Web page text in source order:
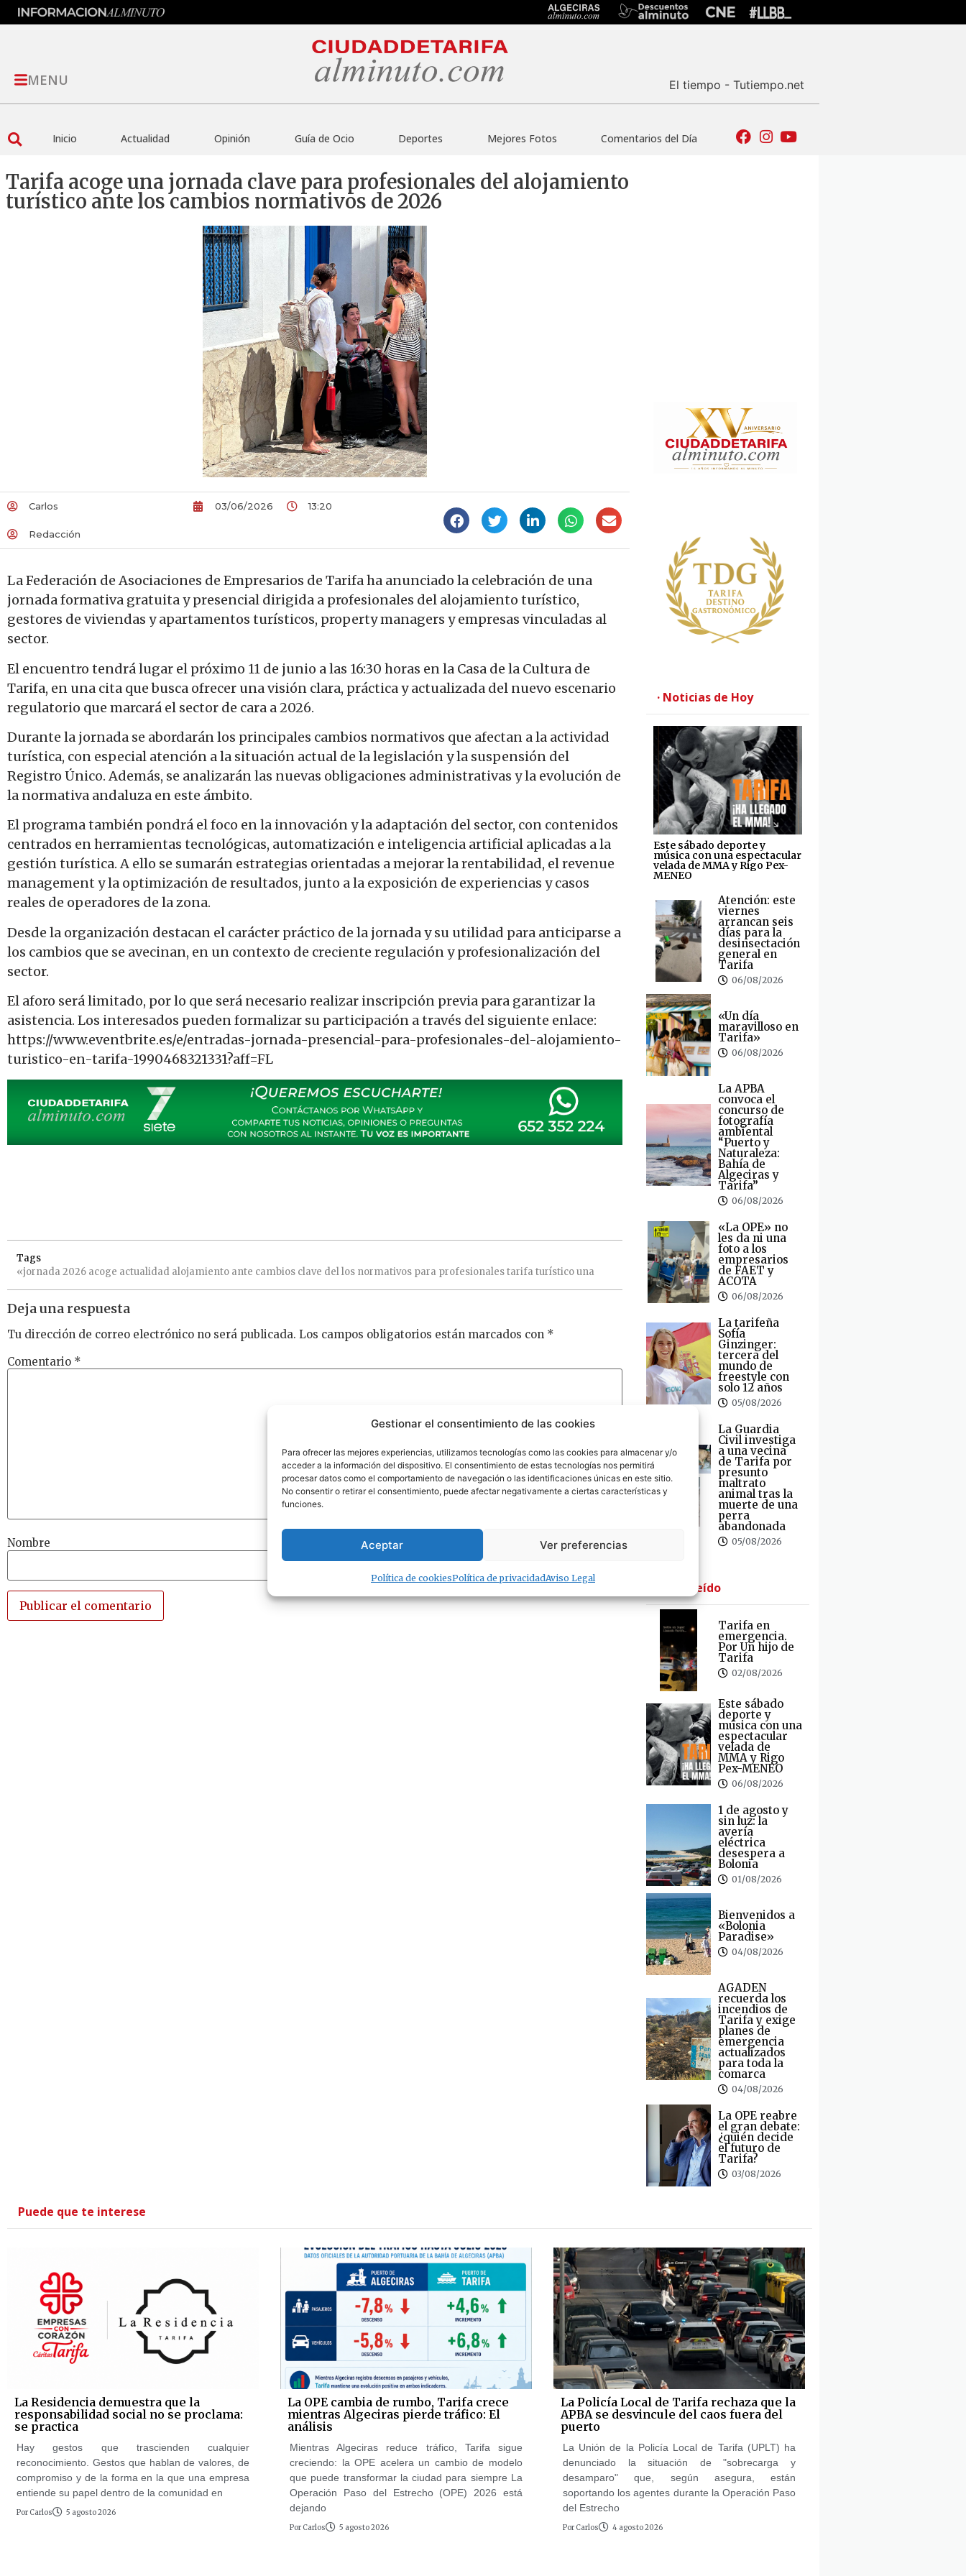
Gestionar el consentimiento de las cookies
Para ofrecer las mejores experiencias, utilizamos tecnologías como las cookies para almacenar y/o
acceder a la información del dispositivo. El consentimiento de estas tecnologías nos permitirá
procesar datos como el comportamiento de navegación o las identificaciones únicas en este sitio.
No consentir o retirar el consentimiento, puede afectar negativamente a ciertas características y
funciones.
Aceptar Ver preferencias
Política de cookiesPolítica de privacidadAviso Legal
MENU El tiempo - Tutiempo.net
Inicio Actualidad Opinión Guía de Ocio Deportes Mejores Fotos Comentarios del Día
Tarifa acoge una jornada clave para profesionales del alojamiento
turístico ante los cambios normativos de 2026
Carlos
Redacción
03/06/2026 13:20
La Federación de Asociaciones de Empresarios de Tarifa ha anunciado la celebración de una
jornada formativa gratuita y presencial dirigida a profesionales del alojamiento turístico,
gestores de viviendas y apartamentos turísticos, property managers y empresas vinculadas al
sector.
El encuentro tendrá lugar el próximo 11 de junio a las 16:30 horas en la Casa de la Cultura de
Tarifa, en una cita que busca ofrecer una visión clara, práctica y actualizada del nuevo escenario
regulatorio que marcará el sector de cara a 2026.
Durante la jornada se abordarán los principales cambios normativos que afectan a la actividad
turística, con especial atención a la situación actual de la legislación y la suspensión del
Registro Único. Además, se analizarán las nuevas obligaciones administrativas y la evolución de
la normativa andaluza en este ámbito.
El programa también pondrá el foco en la innovación y la adaptación del sector, con contenidos
centrados en herramientas tecnológicas, automatización e inteligencia artificial aplicadas a la
gestión turística. A ello se sumarán estrategias orientadas a mejorar la rentabilidad, el revenue
management y la optimización de resultados, junto a la exposición de experiencias y casos
reales de operadores de la zona.
Desde la organización destacan el carácter práctico de la jornada y su utilidad para anticiparse a
los cambios que se avecinan, en un contexto de creciente regulación y profesionalización del
sector.
El aforo será limitado, por lo que será necesario realizar inscripción previa para garantizar la
asistencia. Los interesados pueden formalizar su participación a través del siguiente enlace:
https://www.eventbrite.es/e/entradas-jornada-presencial-para-profesionales-del-alojamiento-
turistico-en-tarifa-1990468321331?aff=FL
Tags
«jornada 2026 acoge actualidad alojamiento ante cambios clave dellos normativos para profesionalestarifa turísticouna
Deja una respuesta
Tu dirección de correo electrónico no será publicada. Los campos obligatorios están marcados con *
Comentario *
Nombre
· Noticias de Hoy
Este sábado deporte y
música con una espectacular
velada de MMA y Rigo Pex-
MENEO
Atención: este
viernes
arrancan seis
días para la
desinsectación
general en
Tarifa
06/08/2026
«Un día
maravilloso en
Tarifa»
06/08/2026
La APBA
convoca el
concurso de
fotografía
ambiental
“Puerto y
Naturaleza:
Bahía de
Algeciras y
Tarifa”
06/08/2026
«La OPE» no
les da ni una
foto a los
empresarios
de FAET y
ACOTA
06/08/2026
La tarifeña
Sofía
Ginzinger:
tercera del
mundo de
freestyle con
solo 12 años
05/08/2026
La Guardia
Civil investiga
a una vecina
de Tarifa por
presunto
maltrato
animal tras la
muerte de una
perra
abandonada
05/08/2026
· Lo + Leído
Tarifa en
emergencia.
Por Un hijo de
Tarifa
02/08/2026
Este sábado
deporte y
música con una
espectacular
velada de
MMA y Rigo
Pex-MENEO
06/08/2026
1 de agosto y
sin luz: la
avería
eléctrica
desespera a
Bolonia
01/08/2026
Bienvenidos a
«Bolonia
Paradise»
04/08/2026
AGADEN
recuerda los
incendios de
Tarifa y exige
planes de
emergencia
actualizados
para toda la
comarca
04/08/2026
La OPE reabre
el gran debate:
¿quién decide
el futuro de
Tarifa?
03/08/2026
Puede que te interese
La Residencia demuestra que la
responsabilidad social no se proclama:
se practica
Hay gestos que trascienden cualquier
reconocimiento. Gestos que hablan de valores, de
compromiso y de la forma en la que una empresa
entiende su papel dentro de la comunidad en
Por Carlos 5 agosto 2026
La OPE cambia de rumbo, Tarifa crece
mientras Algeciras pierde tráfico: El
análisis
Mientras Algeciras reduce tráfico, Tarifa sigue
creciendo: la OPE acelera un cambio de modelo
que puede transformar la ciudad para siempre La
Operación Paso del Estrecho (OPE) 2026 está
dejando
Por Carlos 5 agosto 2026
La Policía Local de Tarifa rechaza que la
APBA se desvincule del caos fuera del
puerto
La Unión de la Policía Local de Tarifa (UPLT) ha
denunciado la situación de "sobrecarga y
desamparo" que, según asegura, están
soportando los agentes durante la Operación Paso
del Estrecho
Por Carlos 4 agosto 2026